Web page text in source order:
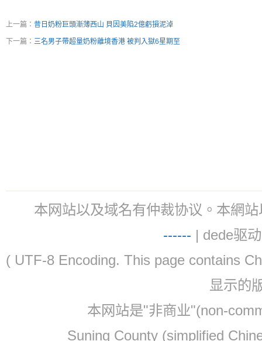
上一篇： 昔日奶粉巨頭漸薄西山 貝因美陷2億虧損泥淖
下一篇： 三名男子帶超量奶粉離境香港 被判入獄6星期至
本网站以及域名有仲裁协议。本網
------ | dede驱
( UTF-8 Encoding. This page contains
显示的
本网站是"非商业"(non-
Suning County (simplified